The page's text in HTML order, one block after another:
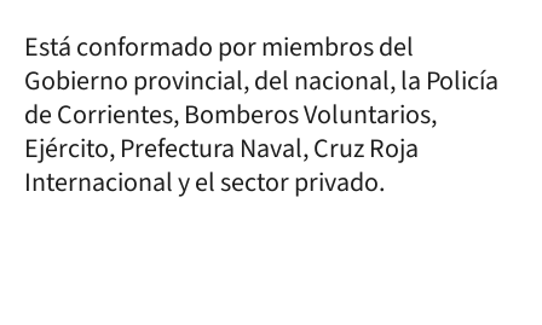
Está conformado por miembros del
Gobierno provincial, del nacional, la Policía
de Corrientes, Bomberos Voluntarios,
Ejército, Prefectura Naval, Cruz Roja
Internacional y el sector privado.